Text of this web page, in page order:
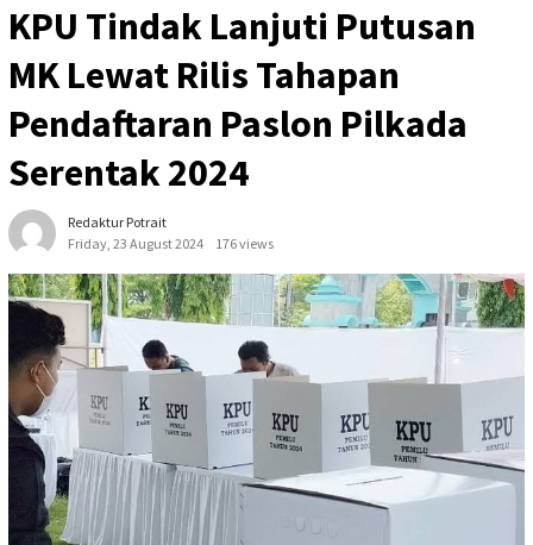
KPU Tindak Lanjuti Putusan
MK Lewat Rilis Tahapan
Pendaftaran Paslon Pilkada
Serentak 2024
Redaktur Potrait
Friday, 23 August 2024
176 views